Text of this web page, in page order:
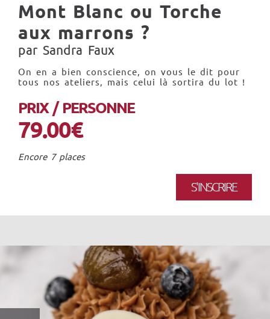
Mont Blanc ou Torche
aux marrons ?
par Sandra Faux
On en a bien conscience, on vous le dit pour
tous nos ateliers, mais celui là sortira du lot !
PRIX / PERSONNE
79.00€
Encore 7 places
S'INSCRIRE